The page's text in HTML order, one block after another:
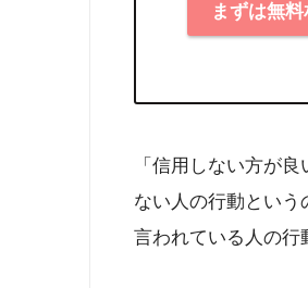
まずは無
「信用しない方が
ない人の行動という
言われている人の行